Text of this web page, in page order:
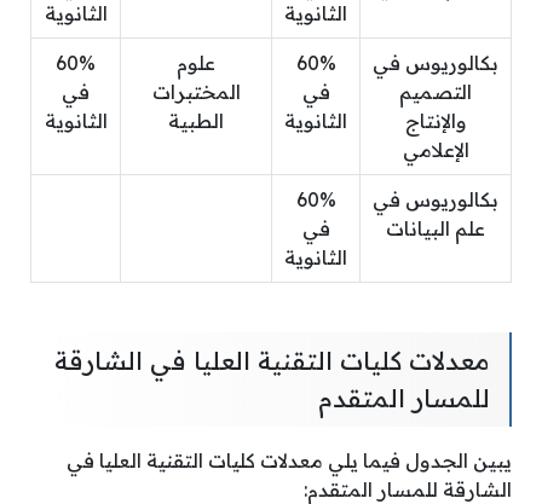
الثانوية
الثانوية
بكالوريوس في
التصميم
والإنتاج
الإعلامي
60%
في
الثانوية
علوم
المختبرات
الطبية
60%
في
الثانوية
بكالوريوس في
علم البيانات
60%
في
الثانوية
معدلات كليات التقنية العليا في الشارقة
للمسار المتقدم
يبين الجدول فيما يلي معدلات كليات التقنية العليا في
الشارقة للمسار المتقدم: